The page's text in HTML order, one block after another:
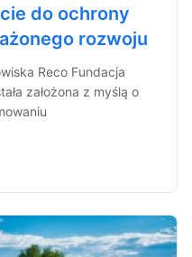
do ochrony
rozwoju
Reco Fundacja
założona z myślą o